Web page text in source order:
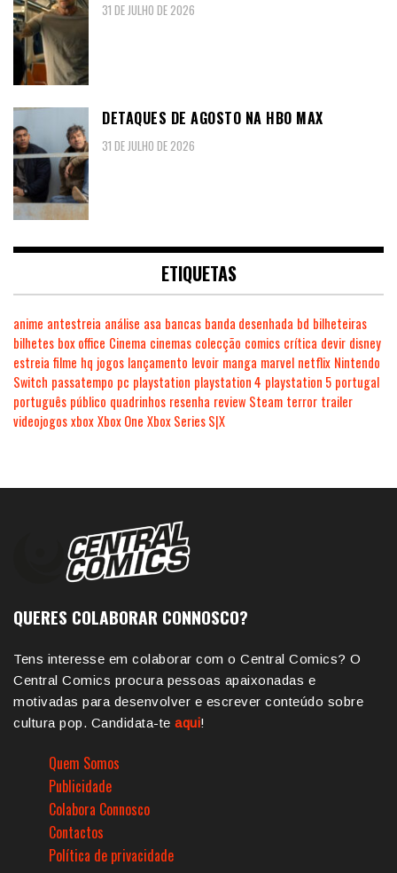
31 DE JULHO DE 2026
DETAQUES DE AGOSTO NA HBO MAX
31 DE JULHO DE 2026
ETIQUETAS
anime antestreia análise asa bancas banda desenhada bd bilheteiras
bilhetes box office Cinema cinemas colecção comics crítica devir disney
estreia filme hq jogos lançamento levoir manga marvel netflix Nintendo
Switch passatempo pc playstation playstation 4 playstation 5 portugal
português público quadrinhos resenha review Steam terror trailer
videojogosxboxXbox One Xbox Series S|X
QUERES COLABORAR CONNOSCO?
Tens interesse em colaborar com o Central Comics? O
Central Comics procura pessoas apaixonadas e
motivadas para desenvolver e escrever conteúdo sobre
cultura pop. Candidata-te aqui!
Quem Somos
Publicidade
Colabora Connosco
Contactos
Política de privacidade